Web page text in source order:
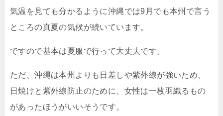
気温を見ても分かるように沖縄では9月でも本州で言う
ところの真夏の気候が続いています。
ですので基本は夏服で行って大丈夫です。
ただ、沖縄は本州よりも日差しや紫外線が強いため、
日焼けと紫外線防止のために、女性は一枚羽織るもの
があったほうがいいそうです。